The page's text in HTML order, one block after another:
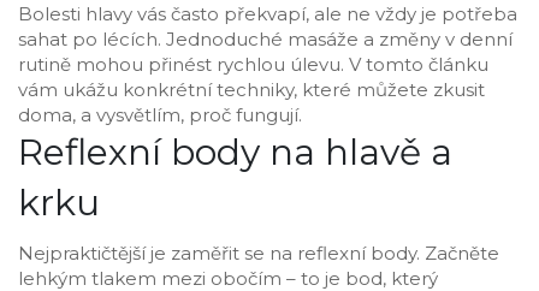
Bolesti hlavy vás často překvapí, ale ne vždy je potřeba
sahat po lécích. Jednoduché masáže a změny v denní
rutině mohou přinést rychlou úlevu. V tomto článku
vám ukážu konkrétní techniky, které můžete zkusit
doma, a vysvětlím, proč fungují.
Reflexní body na hlavě a
krku
Nejpraktičtější je zaměřit se na reflexní body. Začněte
lehkým tlakem mezi obočím – to je bod, který